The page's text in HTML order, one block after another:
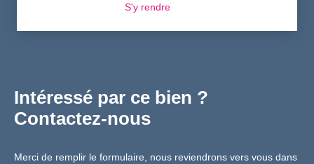
S'y rendre
Intéressé par ce bien ?
Contactez-nous
Merci de remplir le formulaire, nous reviendrons vers vous dans